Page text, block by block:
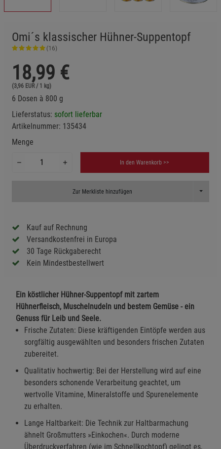
Omi´s klassischer Hühner-Suppentopf
(16)
18,99 €
(3,96 EUR / 1 kg)
6 Dosen à 800 g
Lieferstatus: sofort lieferbar
Artikelnummer: 135434
Menge
In den Warenkorb >>
Zur Merkliste hinzufügen Toggle
Kauf auf Rechnung
Versandkostenfrei in Europa
30 Tage Rückgaberecht
Kein Mindestbestellwert
Ein köstlicher Hühner-Suppentopf mit zartem
Hühnerfleisch, Muschelnudeln und bestem Gemüse - ein
Genuss für Leib und Seele.
Frische Zutaten: Diese kräftigenden Eintöpfe werden aus
sorgfältig ausgewählten und besonders frischen Zutaten
zubereitet.
Qualitativ hochwertig: Bei der Herstellung wird auf eine
besonders schonende Verarbeitung geachtet, um
wertvolle Vitamine, Mineralstoffe und Spurenelemente
zu erhalten.
Lange Haltbarkeit: Die Technik zur Haltbarmachung
ähnelt Großmutters »Einkochen«. Durch moderne
Überdruckverfahren (wie im Schnellkochtopf) gelingt es,